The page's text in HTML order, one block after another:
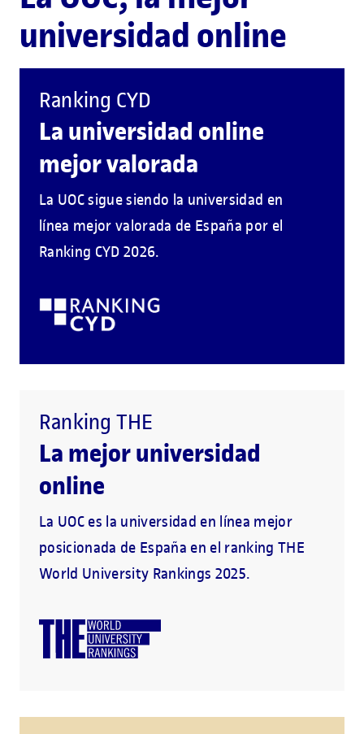
universidad online
Ranking CYD
La universidad online
mejor valorada
La UOC sigue siendo la universidad en
línea mejor valorada de España por el
Ranking CYD 2026.
Ranking THE
La mejor universidad
online
La UOC es la universidad en línea mejor
posicionada de España en el ranking THE
World University Rankings 2025.